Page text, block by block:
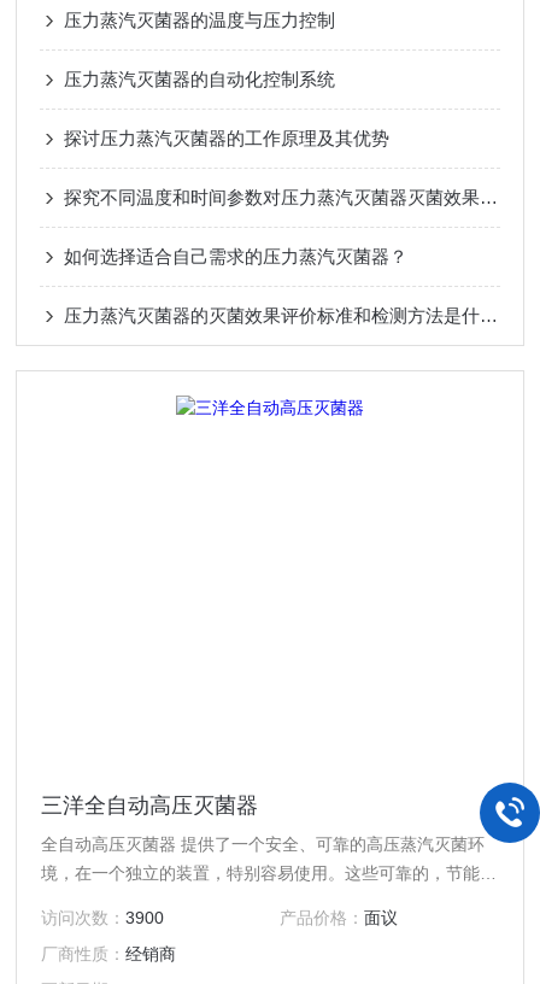
压力蒸汽灭菌器的温度与压力控制
压力蒸汽灭菌器的自动化控制系统
探讨压力蒸汽灭菌器的工作原理及其优势
探究不同温度和时间参数对压力蒸汽灭菌器灭菌效果的影响
如何选择适合自己需求的压力蒸汽灭菌器？
压力蒸汽灭菌器的灭菌效果评价标准和检测方法是什么？
三洋全自动高压灭菌器
全自动高压灭菌器 提供了一个安全、可靠的高压蒸汽灭菌环
境，在一个独立的装置，特别容易使用。这些可靠的，节能的
访问次数：3900 产品价格： 面议
厂商性质：经销商